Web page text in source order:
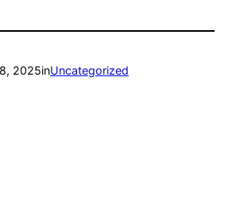
2025inUncategorized